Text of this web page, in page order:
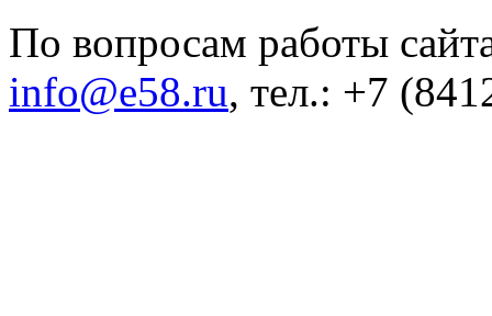
По вопросам работы
info@e58.ru, тел.: +7